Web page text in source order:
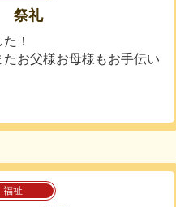
祭礼
！
お父様お母様もお手伝い
福祉